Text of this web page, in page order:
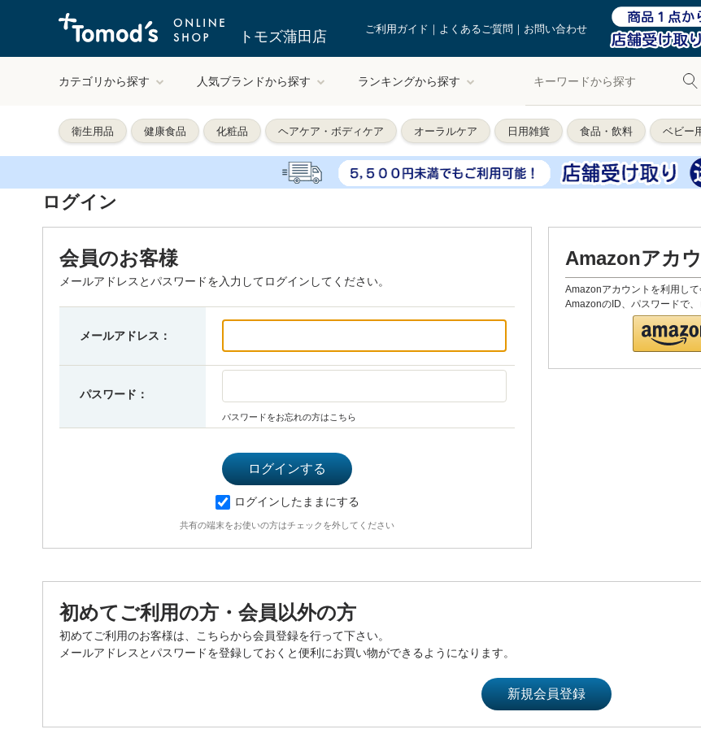
トモズ蒲田店 ご利用ガイド よくあるご質問 お問い合わせ
カテゴリから探す 人気ブランドから探す ランキングから探す
衛生用品 健康食品 化粧品 ヘアケア・ボディケア オーラルケア 日用雑貨 食品・飲料 ベビー
ログイン
会員のお客様
メールアドレスとパスワードを入力してログインしてください。
メールアドレス：
パスワード：
パスワードをお忘れの方はこちら
ログインしたままにする
共有の端末をお使いの方はチェックを外してください
Amazonアカ
Amazonアカウントを利用して
AmazonのID、パスワードで、
初めてご利用の方・会員以外の方
初めてご利用のお客様は、こちらから会員登録を行って下さい。
メールアドレスとパスワードを登録しておくと便利にお買い物ができるようになります。